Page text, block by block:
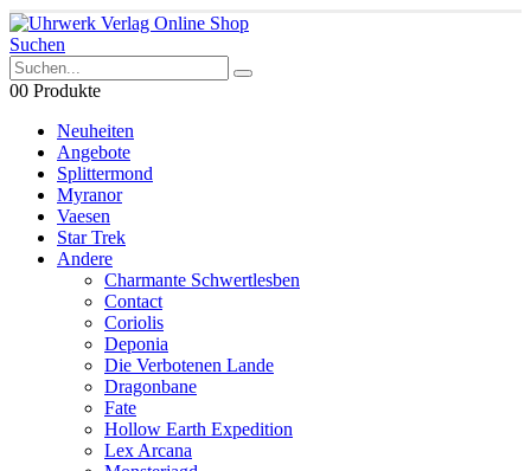
Suchen
00 Produkte
Neuheiten
Angebote
Splittermond
Myranor
Vaesen
Star Trek
Andere
Charmante Schwertlesben
Contact
Coriolis
Deponia
Die Verbotenen Lande
Dragonbane
Fate
Hollow Earth Expedition
Lex Arcana